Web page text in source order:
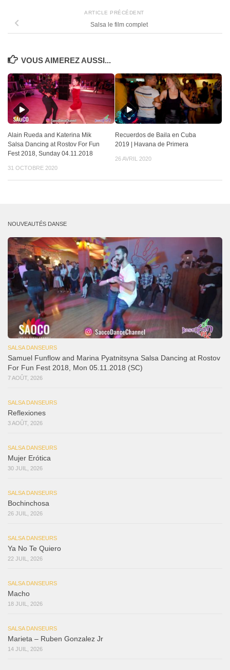
ARTICLE PRÉCÉDENT
Salsa le film complet
VOUS AIMEREZ AUSSI...
Alain Rueda and Katerina Mik
Salsa Dancing at Rostov For Fun
Fest 2018, Sunday 04.11.2018
31 OCTOBRE 2020
Recuerdos de Baila en Cuba
2019 | Havana de Primera
26 AVRIL 2020
NOUVEAUTÉS DANSE
SALSA DANSEURS
Samuel Funflow and Marina Pyatnitsyna Salsa Dancing at Rostov
For Fun Fest 2018, Mon 05.11.2018 (SC)
7 AOÛT, 2026
SALSA DANSEURS
Reflexiones
3 AOÛT, 2026
SALSA DANSEURS
Mujer Erótica
30 JUIL, 2026
SALSA DANSEURS
Bochinchosa
26 JUIL, 2026
SALSA DANSEURS
Ya No Te Quiero
22 JUIL, 2026
SALSA DANSEURS
Macho
18 JUIL, 2026
SALSA DANSEURS
Marieta – Ruben Gonzalez Jr
14 JUIL, 2026